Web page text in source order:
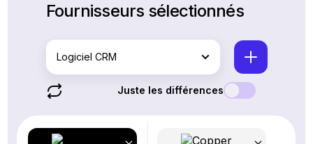
Fournisseurs sélectionnés
Logiciel CRM
Juste les différences